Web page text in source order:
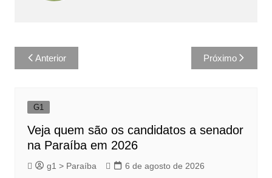
Navegação
de
Anterior Próximo
G1
Veja quem são os candidatos a senador
na Paraíba em 2026
g1 > Paraíba 6 de agosto de 2026